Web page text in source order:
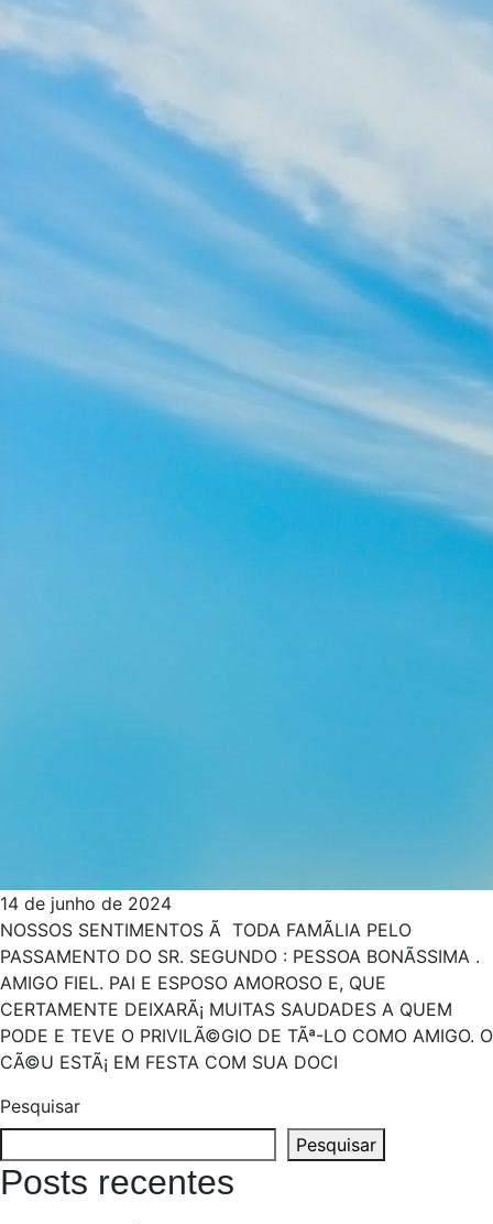
14 de junho de 2024
NOSSOS SENTIMENTOS Ã TODA FAMÃ­LIA PELO
PASSAMENTO DO SR. SEGUNDO : PESSOA BONÃ­SSIMA .
AMIGO FIEL. PAI E ESPOSO AMOROSO E, QUE
CERTAMENTE DEIXARÃ¡ MUITAS SAUDADES A QUEM
PODE E TEVE O PRIVILÃ©GIO DE TÃª-LO COMO AMIGO. O
CÃ©U ESTÃ¡ EM FESTA COM SUA DOCI
Pesquisar
Pesquisar
Posts recentes